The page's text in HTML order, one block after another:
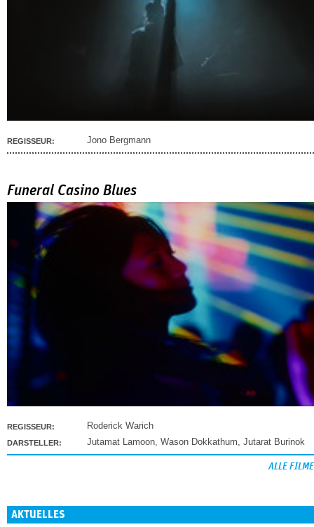
REGISSEUR: Jono Bergmann
Funeral Casino Blues
REGISSEUR: Roderick Warich
DARSTELLER: Jutamat Lamoon, Wason Dokkathum, Jutarat Burinok
ALLE FILME
AKTUELLES